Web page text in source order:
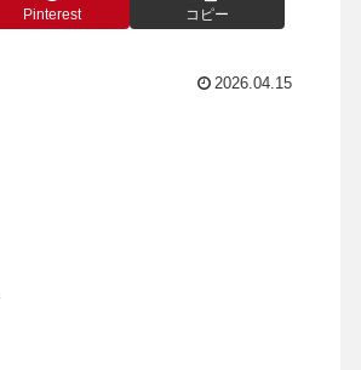
Pinterest コピー
2026.04.15